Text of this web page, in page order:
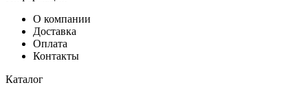
О компании
Доставка
Оплата
Контакты
Каталог